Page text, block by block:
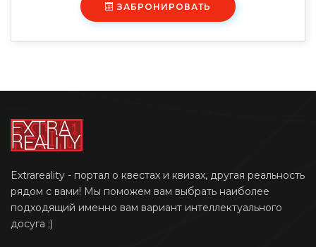
ЗАБРОНИРОВАТЬ
Extrareality - портал о квестах и квизах, другая реальность
рядом с вами! Мы поможем вам выбрать наиболее
подходящий именно вам вариант интеллектуального
досуга ;)